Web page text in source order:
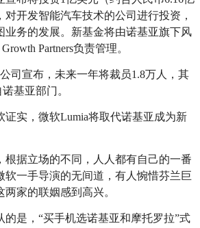
开发智能汽车技术的公司进行投资，
业务的发展。新基金将由诺基亚旗下风
Partners负责管理。
司宣布，未来一年将裁员1.8万人，其
基亚部门。
证实，微软Lumia将取代诺基亚成为新
根据立场的不同，人人都有自己的一番
软一手导演的无间道，有人惋惜芬兰巨
家的联姻感到高兴。
的是，“买手机选诺基亚和摩托罗拉”式